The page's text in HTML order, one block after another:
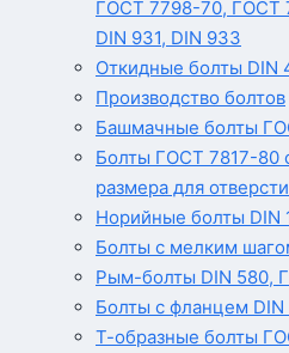
ГОСТ 7798-70, ГОСТ
DIN 931, DIN 933
Откидные болты
Производство болтов
Башмачные болты
Болты ГОСТ 7817-80
размера для
Норийные болты DIN
Болты с мелким
Рым-болты DIN 580,
Болты с фланцем DIN
Т-образные болты